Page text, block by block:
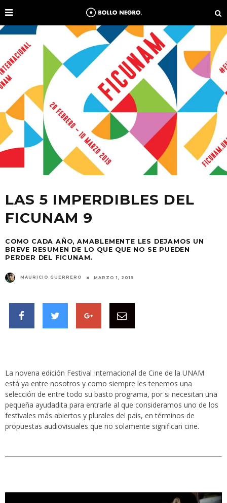
LAS 5 IMPERDIBLES DEL
FICUNAM 9
COMO CADA AÑO, AMABLEMENTE LES DEJAMOS UN
BREVE RESUMEN DE LO QUE QUE NO SE PUEDEN
PERDER DEL FICUNAM.
MAURICIO GUERRERO MARZO 1, 2019
La novena edición Festival Internacional de Cine de la UNAM
está ya entre nosotros y como siempre les tenemos una
selección de entre todo su basto programa, por si necesitan una
pequeña ayudadita para entrarle al que consideramos uno de los
festivales más abiertos y plurales del país, en términos de
propuestas audiovisuales que no solamente significan cine.